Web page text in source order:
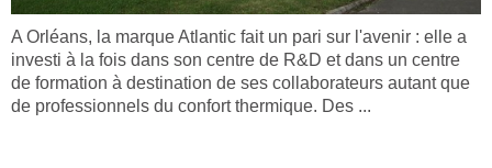
A Orléans, la marque Atlantic fait un pari sur l'avenir : elle a
investi à la fois dans son centre de R&D et dans un centre
de formation à destination de ses collaborateurs autant que
de professionnels du confort thermique. Des ...